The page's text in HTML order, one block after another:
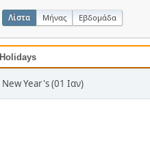
Λίστα Μήνας Εβδομάδα
Holidays
New Year's (01 Ιαν)